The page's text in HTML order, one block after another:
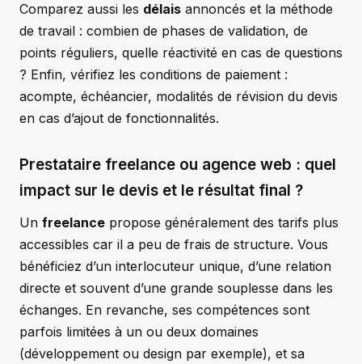
Comparez aussi les délais annoncés et la méthode
de travail : combien de phases de validation, de
points réguliers, quelle réactivité en cas de questions
? Enfin, vérifiez les conditions de paiement :
acompte, échéancier, modalités de révision du devis
en cas d’ajout de fonctionnalités.
Prestataire freelance ou agence web : quel
impact sur le devis et le résultat final ?
Un freelance propose généralement des tarifs plus
accessibles car il a peu de frais de structure. Vous
bénéficiez d’un interlocuteur unique, d’une relation
directe et souvent d’une grande souplesse dans les
échanges. En revanche, ses compétences sont
parfois limitées à un ou deux domaines
(développement ou design par exemple), et sa